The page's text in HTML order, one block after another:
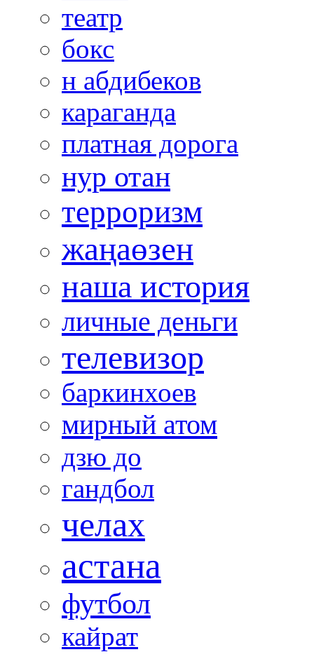
театр
бокс
н абдибеков
караганда
платная дорога
нур отан
терроризм
жаңаөзен
наша история
личные деньги
телевизор
баркинхоев
мирный атом
дзю до
гандбол
челах
астана
футбол
кайрат